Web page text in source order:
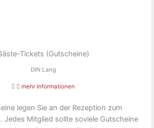
Tickets (Gutscheine)
DIN Lang
mehr Informationen
legen Sie an der Rezeption zum
Jedes Mitglied sollte soviele Gutscheine